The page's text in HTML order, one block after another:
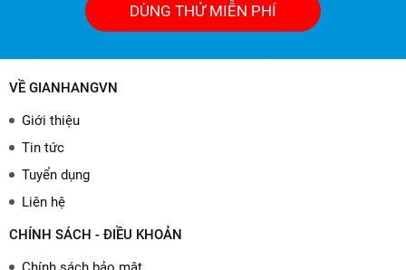
DÙNG THỬ MIỄN PHÍ
VỀ GIANHANGVN
Giới thiệu
Tin tức
Tuyển dụng
Liên hệ
CHÍNH SÁCH - ĐIỀU KHOẢN